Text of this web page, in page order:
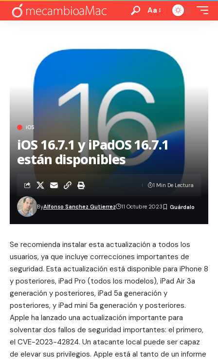
Aa
iOS
iOS 16.7.1 y iPadOS 16.7.1
están disponibles
ByAlfonso Sanchez Gutierrez 11 Octubre 2023
1 Min De Lectura
Se recomienda instalar esta actualización a todos los
usuarios, ya que incluye correcciones importantes de
seguridad. Esta actualización está disponible para iPhone 8
y posteriores, iPad Pro (todos los modelos), iPad Air 3a
generación y posteriores, iPad 5a generación y
posteriores, y iPad mini 5a generación y posteriores.
Apple ha lanzado una actualización importante para
solventar dos fallos de seguridad importantes: el primero,
el CVE-2023-42824. Un atacante local puede ser capaz
de elevar sus privilegios. Apple está al tanto de un informe